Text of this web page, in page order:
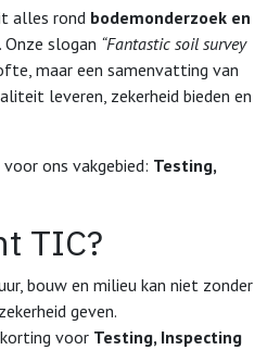
alles rond bodemonderzoek en
. Onze slogan “Fantastic soil survey
maar een samenvatting van
leveren, zekerheid bieden en
ons vakgebied: Testing,
TIC?
bouw en milieu kan niet zonder
geven.
voor Testing, Inspecting